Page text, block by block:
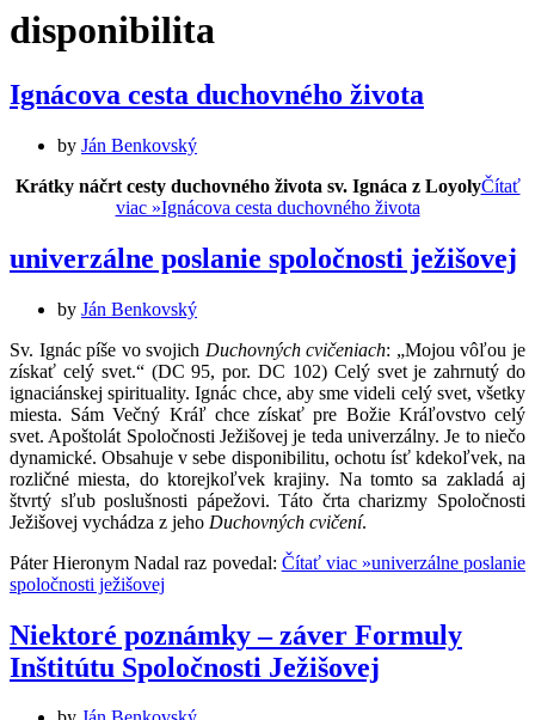
disponibilita
Ignácova cesta duchovného života
by Ján Benkovský
Krátky náčrt cesty duchovného života sv. Ignáca z LoyolyČítať
viac »Ignácova cesta duchovného života
univerzálne poslanie spoločnosti ježišovej
by Ján Benkovský
Sv. Ignác píše vo svojich Duchovných cvičeniach: „Mojou vôľou je
získať celý svet.“ (DC 95, por. DC 102) Celý svet je zahrnutý do
ignaciánskej spirituality. Ignác chce, aby sme videli celý svet, všetky
miesta. Sám Večný Kráľ chce získať pre Božie Kráľovstvo celý
svet. Apoštolát Spoločnosti Ježišovej je teda univerzálny. Je to niečo
dynamické. Obsahuje v sebe disponibilitu, ochotu ísť kdekoľvek, na
rozličné miesta, do ktorejkoľvek krajiny. Na tomto sa zakladá aj
štvrtý sľub poslušnosti pápežovi. Táto črta charizmy Spoločnosti
Ježišovej vychádza z jeho Duchovných cvičení.
Páter Hieronym Nadal raz povedal: Čítať viac »univerzálne poslanie
spoločnosti ježišovej
Niektoré poznámky – záver Formuly
Inštitútu Spoločnosti Ježišovej